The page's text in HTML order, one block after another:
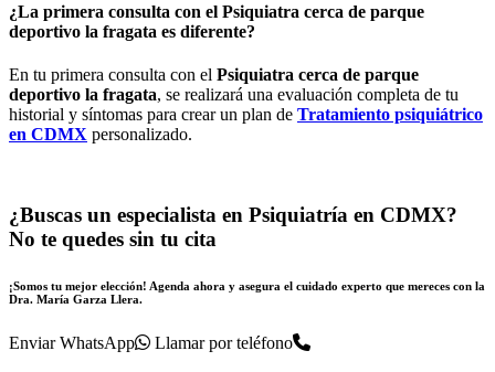
¿La primera consulta con el Psiquiatra cerca de parque
deportivo la fragata es diferente?
En tu primera consulta con el Psiquiatra cerca de parque
deportivo la fragata, se realizará una evaluación completa de tu
historial y síntomas para crear un plan de Tratamiento psiquiátrico
en CDMX personalizado.
¿Buscas un especialista en Psiquiatría en CDMX?
No te quedes sin tu cita
¡Somos tu mejor elección! Agenda ahora y asegura el cuidado experto que mereces con la
Dra. María Garza Llera.
Enviar WhatsApp Llamar por teléfono